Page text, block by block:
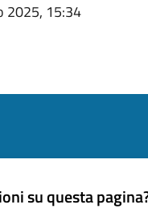
2025, 15:34
su questa